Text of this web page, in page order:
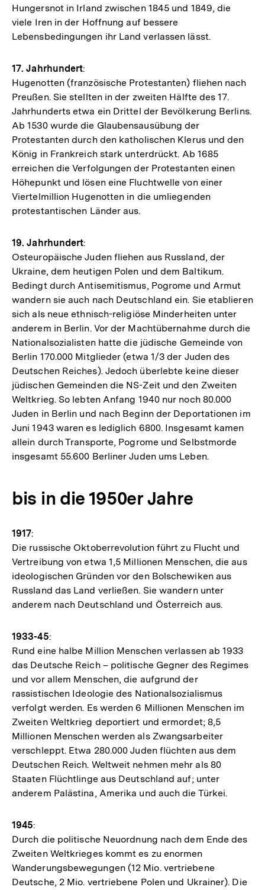
Hungersnot in Irland zwischen 1845 und 1849, die
viele Iren in der Hoffnung auf bessere
Lebensbedingungen ihr Land verlassen lässt.
17. Jahrhundert:
Hugenotten (französische Protestanten) fliehen nach
Preußen. Sie stellten in der zweiten Hälfte des 17.
Jahrhunderts etwa ein Drittel der Bevölkerung Berlins.
Ab 1530 wurde die Glaubensausübung der
Protestanten durch den katholischen Klerus und den
König in Frankreich stark unterdrückt. Ab 1685
erreichen die Verfolgungen der Protestanten einen
Höhepunkt und lösen eine Fluchtwelle von einer
Viertelmillion Hugenotten in die umliegenden
protestantischen Länder aus.
19. Jahrhundert:
Osteuropäische Juden fliehen aus Russland, der
Ukraine, dem heutigen Polen und dem Baltikum.
Bedingt durch Antisemitismus, Pogrome und Armut
wandern sie auch nach Deutschland ein. Sie etablieren
sich als neue ethnisch-religiöse Minderheiten unter
anderem in Berlin. Vor der Machtübernahme durch die
Nationalsozialisten hatte die jüdische Gemeinde von
Berlin 170.000 Mitglieder (etwa 1/3 der Juden des
Deutschen Reiches). Jedoch überlebte keine dieser
jüdischen Gemeinden die NS-Zeit und den Zweiten
Weltkrieg. So lebten Anfang 1940 nur noch 80.000
Juden in Berlin und nach Beginn der Deportationen im
Juni 1943 waren es lediglich 6800. Insgesamt kamen
allein durch Transporte, Pogrome und Selbstmorde
insgesamt 55.600 Berliner Juden ums Leben.
bis in die 1950er Jahre
1917:
Die russische Oktoberrevolution führt zu Flucht und
Vertreibung von etwa 1,5 Millionen Menschen, die aus
ideologischen Gründen vor den Bolschewiken aus
Russland das Land verließen. Sie wandern unter
anderem nach Deutschland und Österreich aus.
1933-45:
Rund eine halbe Million Menschen verlassen ab 1933
das Deutsche Reich – politische Gegner des Regimes
und vor allem Menschen, die aufgrund der
rassistischen Ideologie des Nationalsozialismus
verfolgt werden. Es werden 6 Millionen Menschen im
Zweiten Weltkrieg deportiert und ermordet; 8,5
Millionen Menschen werden als Zwangsarbeiter
verschleppt. Etwa 280.000 Juden flüchten aus dem
Deutschen Reich. Weltweit nehmen mehr als 80
Staaten Flüchtlinge aus Deutschland auf; unter
anderem Palästina, Amerika und auch die Türkei.
1945:
Durch die politische Neuordnung nach dem Ende des
Zweiten Weltkrieges kommt es zu enormen
Wanderungsbewegungen (12 Mio. vertriebene
Deutsche, 2 Mio. vertriebene Polen und Ukrainer). Die